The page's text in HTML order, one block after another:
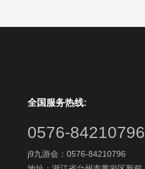
全国服务热线:
0576-84210796
j9九游会：0576-84210796